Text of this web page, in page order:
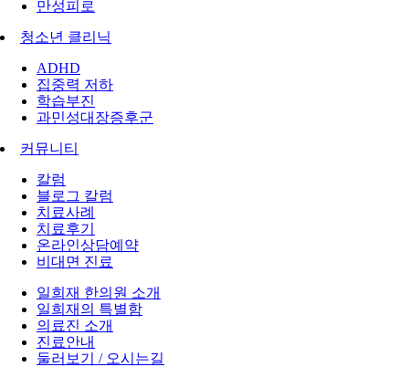
만성피로
청소년 클리닉
ADHD
집중력 저하
학습부진
과민성대장증후군
커뮤니티
칼럼
블로그 칼럼
치료사례
치료후기
온라인상담예약
비대면 진료
일희재 한의원 소개
일희재의 특별함
의료진 소개
진료안내
둘러보기 / 오시는길